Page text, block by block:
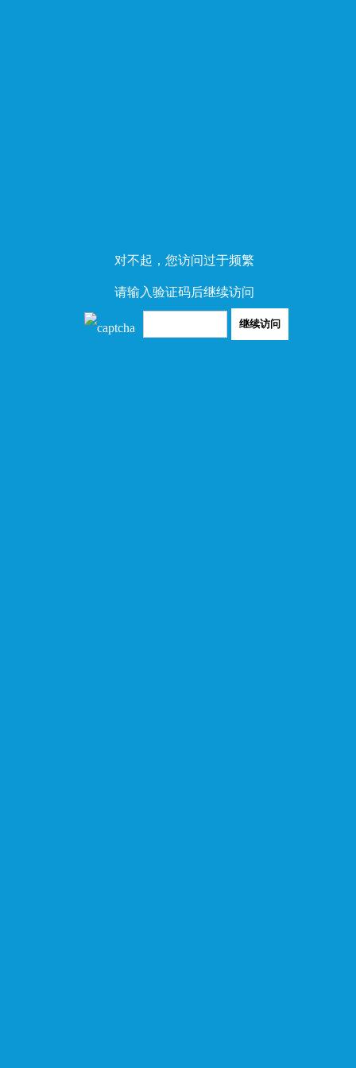
对不起，您访问过于频繁
请输入验证码后继续访问
继续访问